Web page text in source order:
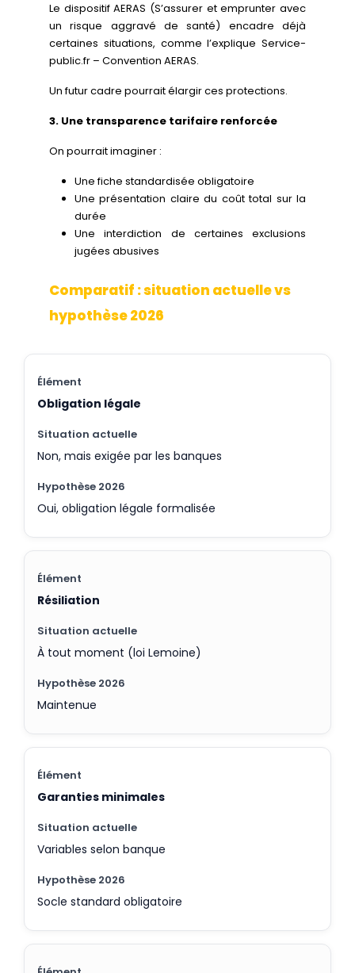
Le dispositif AERAS (S’assurer et emprunter avec
un risque aggravé de santé) encadre déjà
certaines situations, comme l’explique Service-
public.fr – Convention AERAS.
Un futur cadre pourrait élargir ces protections.
3. Une transparence tarifaire renforcée
On pourrait imaginer :
Une fiche standardisée obligatoire
Une présentation claire du coût total sur la
durée
Une interdiction de certaines exclusions
jugées abusives
Comparatif : situation actuelle vs
hypothèse 2026
Obligation légale
Non, mais exigée par les banques
Oui, obligation légale formalisée
Résiliation
À tout moment (loi Lemoine)
Maintenue
Garanties minimales
Variables selon banque
Socle standard obligatoire